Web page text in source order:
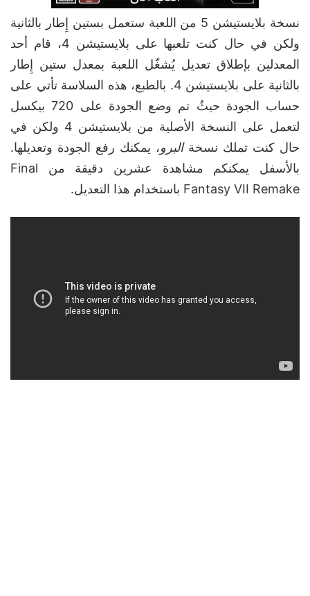
نسخة بلايستيشن 5 من اللعبة ستعمل بستين إِطار بالثانية
ولكن في حال كنت تلعبها على بلايستيشن 4، قام أحد
المعدلين بإطلاق تعديل يُشغّل اللعبة بمعدل ستين إِطار
بالثانية على بلايستيشن 4. بالطبع، هذه السلاسة تأتي على
حساب الجودة حيثُ تم وضع الجودة على 720 بيكسل
لتعمل على النسخة الأصلية من بلايستيشن 4 ولكن في
حال كنت تملك نسخةالبرو، يمكنك رفع الجودة وتعديلها.
بالأسفل يمكنكم مشاهدة عشرين دقيقة من Final
Fantasy VII Remake باستخدام هذا التعديل.